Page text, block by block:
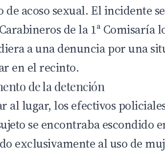
de acoso sexual. El incidente
de la 1ª Comisaría
a una denuncia por una
en el recinto.
de la detención
al lugar, los efectivos
se encontraba escondido
exclusivamente al uso de